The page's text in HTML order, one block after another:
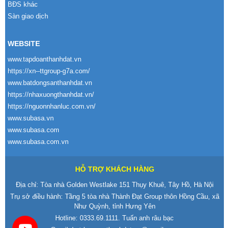
BĐS khác
Sàn giao dịch
WEBSITE
www.tapdoanthanhdat.vn
https://xn--ttgroup-g7a.com/
www.batdongsanthanhdat.vn
https://nhaxuongthanhdat.vn/
https://nguonnhanluc.com.vn/
www.subasa.vn
www.subasa.com
www.subasa.com.vn
HỖ TRỢ KHÁCH HÀNG
Địa chỉ: Tòa nhà Golden Westlake 151 Thụy Khuê, Tây Hồ, Hà Nội
Trụ sở điều hành: Tầng 5 tòa nhà Thành Đạt Group thôn Hồng Cầu, xã
Như Quỳnh, tỉnh Hưng Yên
Hotline: 0333.69.1111. Tuấn anh râu bạc